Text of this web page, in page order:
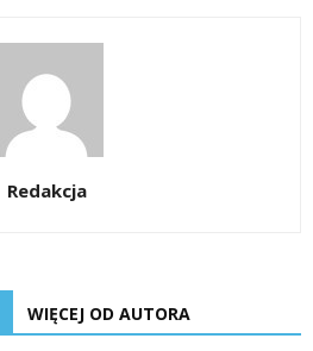
Redakcja
WIĘCEJ OD AUTORA